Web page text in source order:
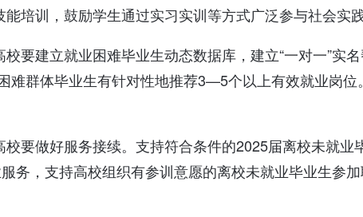
培训，鼓励学生通过实习实训等方式广泛参与社会实
要建立就业困难毕业生动态数据库，建立“一对一”实
难群体毕业生有针对性地推荐3—5个以上有效就业岗
要做好服务接续。支持符合条件的2025届离校未就
务，支持高校组织有参训意愿的离校未就业毕业生参